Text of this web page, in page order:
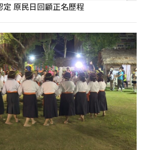
原民日回顧正名歷程